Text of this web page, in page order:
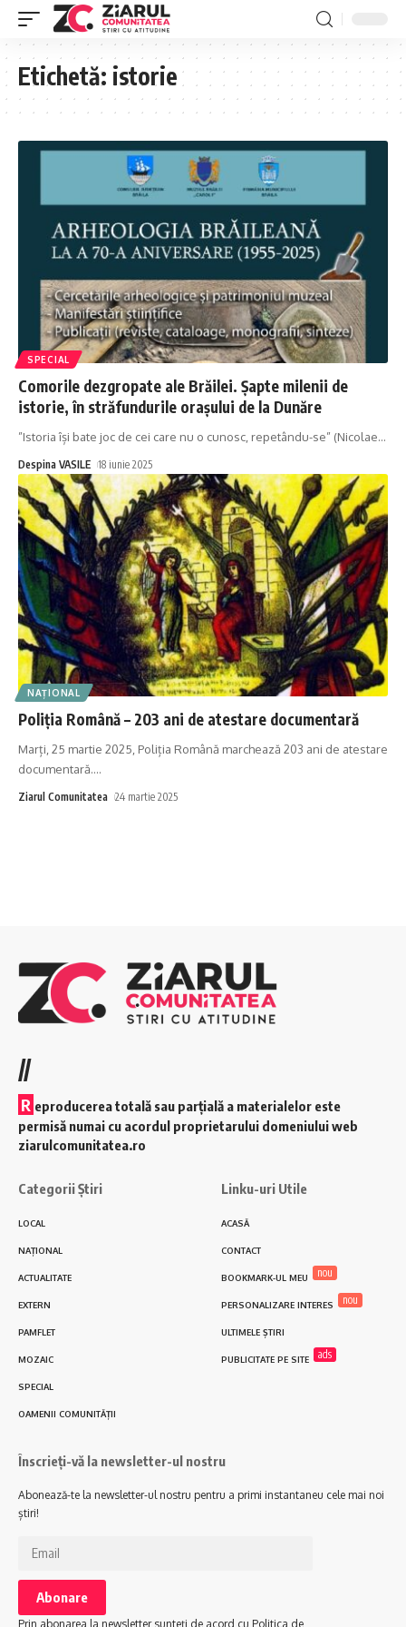
Etichetă: istorie
SPECIAL
Comorile dezgropate ale Brăilei. Șapte milenii de
istorie, în străfundurile orașului de la Dunăre
”Istoria își bate joc de cei care nu o cunosc, repetându-se” (Nicolae…
Despina VASILE 18 iunie 2025
NAȚIONAL
Poliția Română – 203 ani de atestare documentară
Marți, 25 martie 2025, Poliția Română marchează 203 ani de atestare
documentară.…
Ziarul Comunitatea 24 martie 2025
//
R eproducerea totală sau parțială a materialelor este
permisă numai cu acordul proprietarului domeniului web
ziarulcomunitatea.ro
Categorii Știri
LOCAL
NAȚIONAL
ACTUALITATE
EXTERN
PAMFLET
MOZAIC
SPECIAL
OAMENII COMUNITĂȚII
Linku-uri Utile
ACASĂ
CONTACT
BOOKMARK-UL MEU nou
PERSONALIZARE INTERES nou
ULTIMELE ȘTIRI
PUBLICITATE PE SITE ads
Înscrieți-vă la newsletter-ul nostru
Abonează-te la newsletter-ul nostru pentru a primi instantaneu cele mai noi
știri!
Prin abonarea la newsletter sunteți de acord cu Politica de